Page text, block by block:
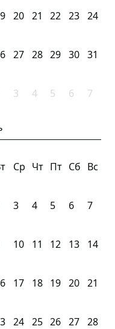
20 21 22 23 24
27 28 29 30 31
3 4 5 6 7
Ср Чт Пт Сб Вс
3 4 5 6 7
10 11 12 13 14
17 18 19 20 21
24 25 26 27 28